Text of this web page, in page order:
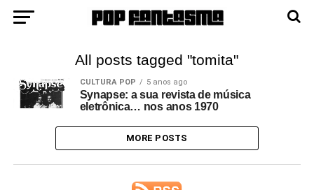
All posts tagged "tomita"
CULTURA POP 5 anos ago
Synapse: a sua revista de música
eletrônica… nos anos 1970
MORE POSTS